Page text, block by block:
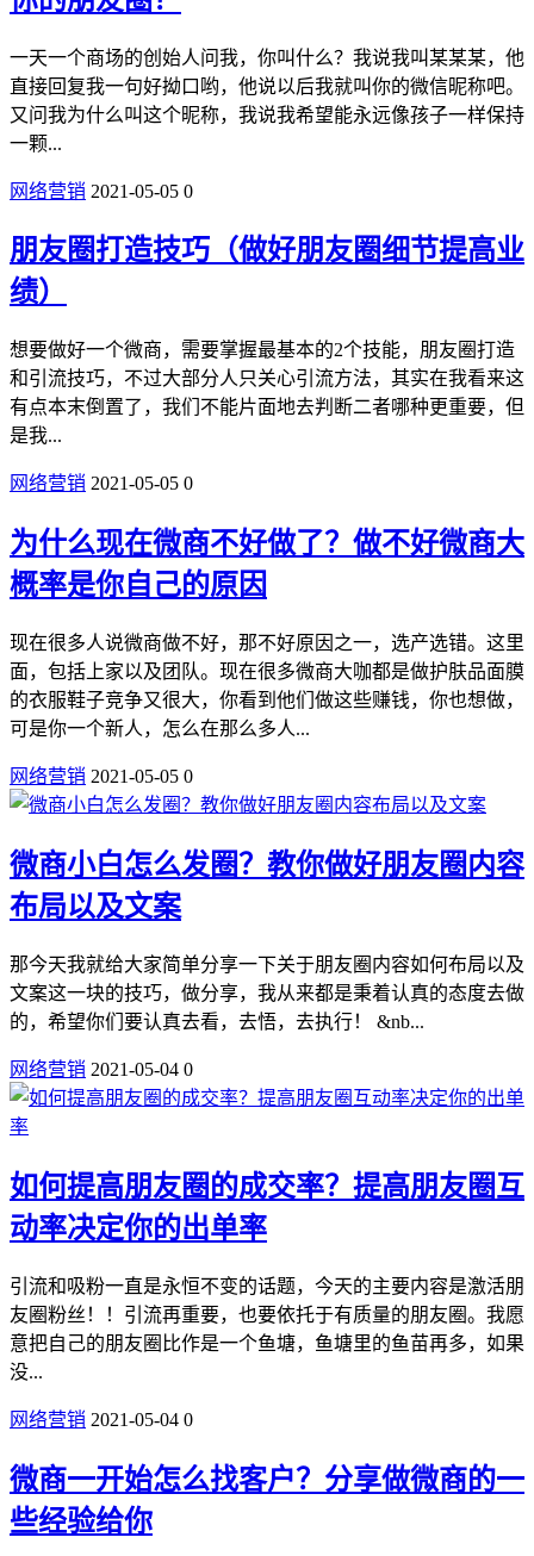
一天一个商场的创始人问我，你叫什么？我说我叫某某某，他
直接回复我一句好拗口哟，他说以后我就叫你的微信昵称吧。
又问我为什么叫这个昵称，我说我希望能永远像孩子一样保持
一颗...
网络营销 2021-05-05 0
朋友圈打造技巧（做好朋友圈细节提高业
绩）
想要做好一个微商，需要掌握最基本的2个技能，朋友圈打造
和引流技巧，不过大部分人只关心引流方法，其实在我看来这
有点本末倒置了，我们不能片面地去判断二者哪种更重要，但
是我...
网络营销 2021-05-05 0
为什么现在微商不好做了？做不好微商大
概率是你自己的原因
现在很多人说微商做不好，那不好原因之一，选产选错。这里
面，包括上家以及团队。现在很多微商大咖都是做护肤品面膜
的衣服鞋子竞争又很大，你看到他们做这些赚钱，你也想做，
可是你一个新人，怎么在那么多人...
网络营销 2021-05-05 0
微商小白怎么发圈？教你做好朋友圈内容
布局以及文案
那今天我就给大家简单分享一下关于朋友圈内容如何布局以及
文案这一块的技巧，做分享，我从来都是秉着认真的态度去做
的，希望你们要认真去看，去悟，去执行！ &nb...
网络营销 2021-05-04 0
如何提高朋友圈的成交率？提高朋友圈互
动率决定你的出单率
引流和吸粉一直是永恒不变的话题，今天的主要内容是激活朋
友圈粉丝！！引流再重要，也要依托于有质量的朋友圈。我愿
意把自己的朋友圈比作是一个鱼塘，鱼塘里的鱼苗再多，如果
没...
网络营销 2021-05-04 0
微商一开始怎么找客户？分享做微商的一
些经验给你